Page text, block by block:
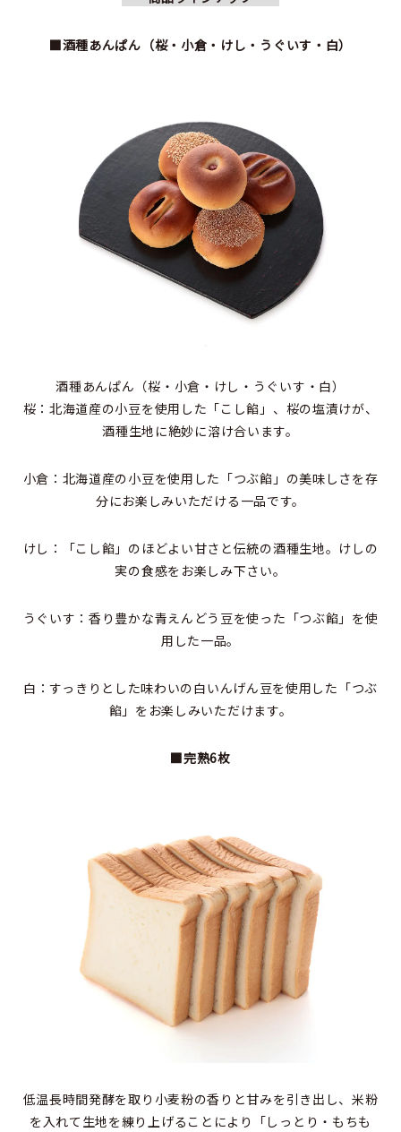
■酒種あんぱん（桜・小倉・けし・うぐいす・白）
酒種あんぱん（桜・小倉・けし・うぐいす・白）
桜：北海道産の小豆を使用した「こし餡」、桜の塩漬けが、
酒種生地に絶妙に溶け合います。
小倉：北海道産の小豆を使用した「つぶ餡」の美味しさを存
分にお楽しみいただける一品です。
けし：「こし餡」のほどよい甘さと伝統の酒種生地。けしの
実の食感をお楽しみ下さい。
うぐいす：香り豊かな青えんどう豆を使った「つぶ餡」を使
用した一品。
白：すっきりとした味わいの白いんげん豆を使用した「つぶ
餡」をお楽しみいただけます。
■完熟6枚
低温長時間発酵を取り小麦粉の香りと甘みを引き出し、米粉
を入れて生地を練り上げることにより「しっとり・もちも